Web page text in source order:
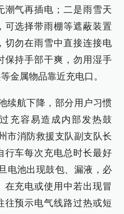
潮气再插电；二是雨雪天
可选择带雨棚等遮蔽装置
切勿在雨雪中直接连接电
保持手部干爽，勿用湿手
金属物品靠近充电口。
续航下降，部分用户习惯
充容易造成内部发热鼓
市消防救援支队副支队长
行车每次充电总时长最好
电池出现鼓包、漏液，必
在充电或使用中若出现冒
往预示电气线路过热或短